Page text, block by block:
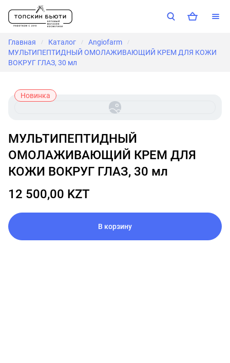
Главная / Каталог / Angiofarm /
МУЛЬТИПЕПТИДНЫЙ ОМОЛАЖИВАЮЩИЙ КРЕМ ДЛЯ КОЖИ
ВОКРУГ ГЛАЗ, 30 мл
Новинка
МУЛЬТИПЕПТИДНЫЙ
ОМОЛАЖИВАЮЩИЙ КРЕМ ДЛЯ
КОЖИ ВОКРУГ ГЛАЗ, 30 мл
12 500,00 KZT
В корзину